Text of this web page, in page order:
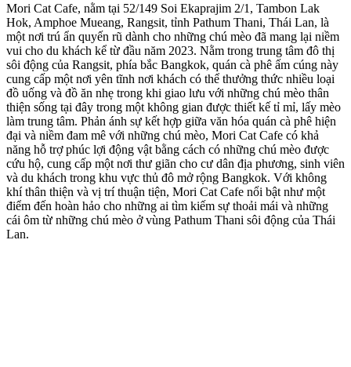
Mori Cat Cafe, nằm tại 52/149 Soi Ekaprajim 2/1, Tambon Lak
Hok, Amphoe Mueang, Rangsit, tỉnh Pathum Thani, Thái Lan, là
một nơi trú ẩn quyến rũ dành cho những chú mèo đã mang lại niềm
vui cho du khách kể từ đầu năm 2023. Nằm trong trung tâm đô thị
sôi động của Rangsit, phía bắc Bangkok, quán cà phê ấm cúng này
cung cấp một nơi yên tĩnh nơi khách có thể thưởng thức nhiều loại
đồ uống và đồ ăn nhẹ trong khi giao lưu với những chú mèo thân
thiện sống tại đây trong một không gian được thiết kế tỉ mỉ, lấy mèo
làm trung tâm. Phản ánh sự kết hợp giữa văn hóa quán cà phê hiện
đại và niềm đam mê với những chú mèo, Mori Cat Cafe có khả
năng hỗ trợ phúc lợi động vật bằng cách có những chú mèo được
cứu hộ, cung cấp một nơi thư giãn cho cư dân địa phương, sinh viên
và du khách trong khu vực thủ đô mở rộng Bangkok. Với không
khí thân thiện và vị trí thuận tiện, Mori Cat Cafe nổi bật như một
điểm đến hoàn hảo cho những ai tìm kiếm sự thoải mái và những
cái ôm từ những chú mèo ở vùng Pathum Thani sôi động của Thái
Lan.